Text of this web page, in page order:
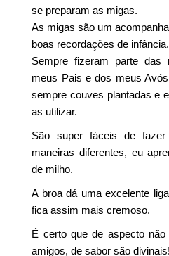
se preparam as migas.
As migas são um
boas recordações de infância.
Sempre fizeram parte das
meus Pais e dos meus
sempre couves plantadas e
as utilizar.
São super fáceis de
maneiras diferentes, eu
de milho.
A broa dá uma excelente
fica assim mais cremoso.
É certo que de aspecto
amigos, de sabor são divinais!